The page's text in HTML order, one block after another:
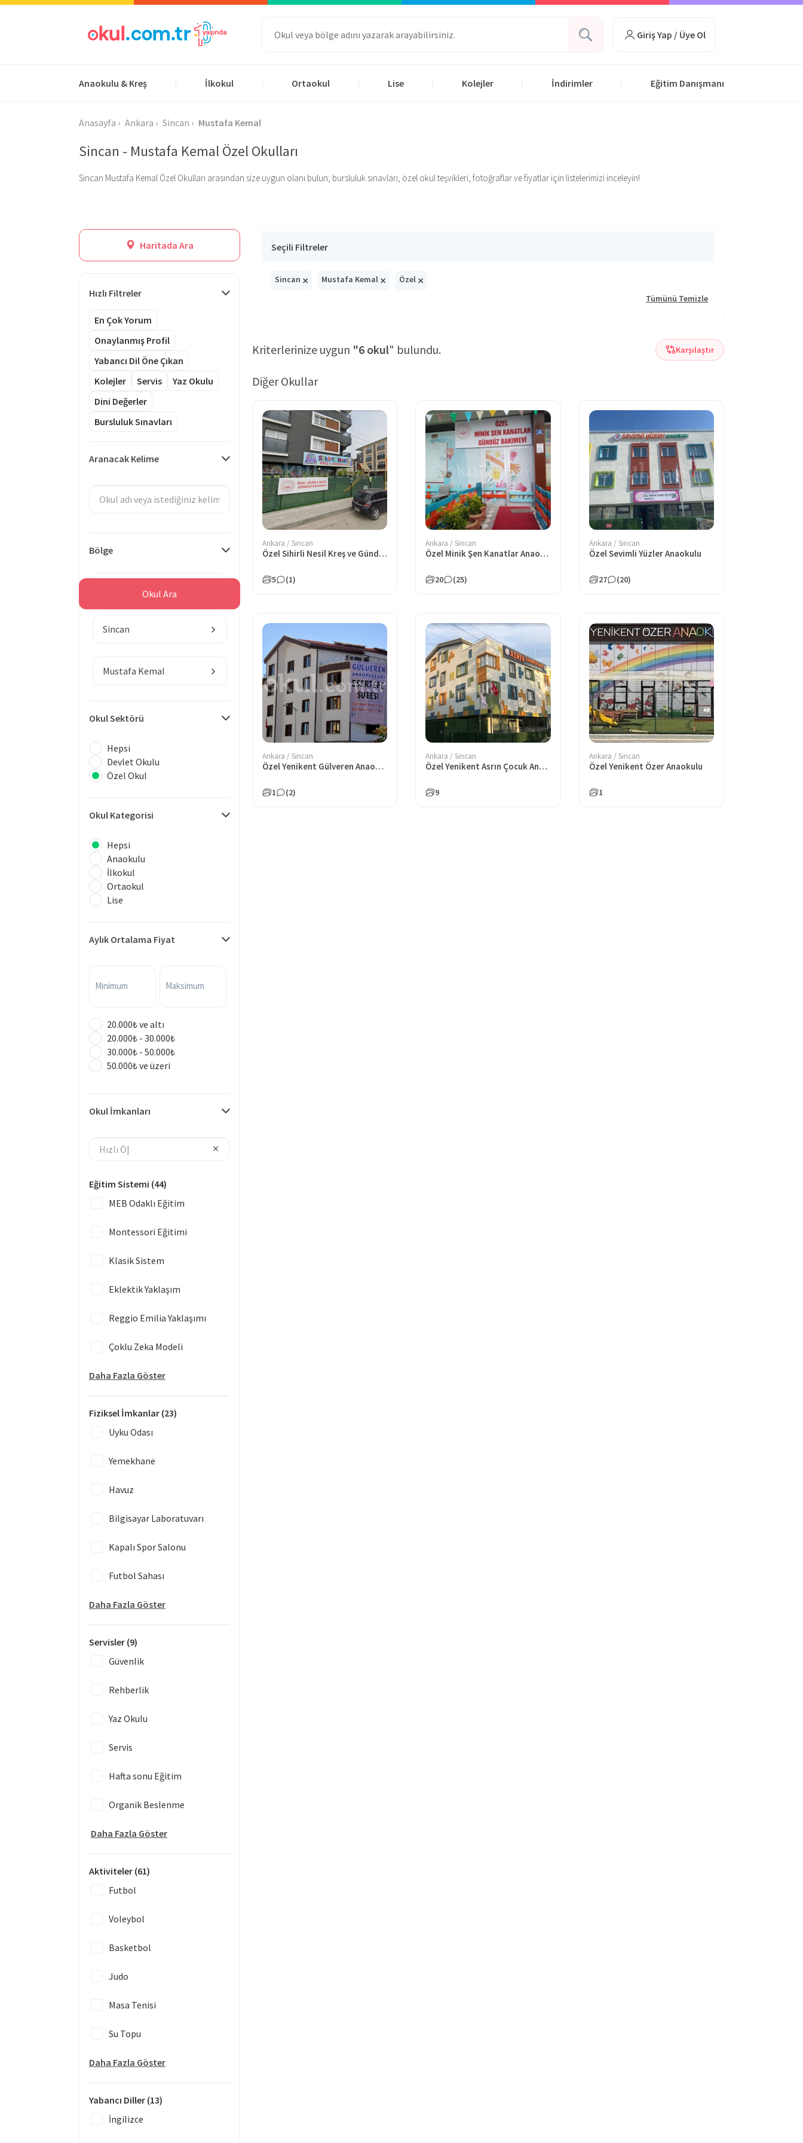
Giriş Yap / Üye Ol
Anaokulu & Kreş İlkokul Ortaokul Lise Kolejler İndirimler Eğitim Danışmanı
Anasayfa Ankara Sincan Mustafa Kemal
Sincan - Mustafa Kemal Özel Okulları
Sincan Mustafa Kemal Özel Okulları arasından size uygun olanı bulun; bursluluk sınavları, özel okul teşvikleri, fotoğraflar ve fiyatlar için listelerimizi inceleyin!
Haritada Ara
Hızlı Filtreler
En Çok Yorum
Onaylanmış Profil
Yabancı Dil Öne Çıkan
Kolejler
Servis
Yaz Okulu
Dini Değerler
Bursluluk Sınavları
Aranacak Kelime
Bölge
Sincan
Mustafa Kemal
Okul Sektörü
Hepsi
Devlet Okulu
Özel Okul
Okul Kategorisi
Hepsi
Anaokulu
İlkokul
Ortaokul
Lise
Aylık Ortalama Fiyat
Minimum Maksimum
20.000₺ ve altı
20.000₺ - 30.000₺
30.000₺ - 50.000₺
50.000₺ ve üzeri
Okul İmkanları
Eğitim Sistemi (44)
MEB Odaklı Eğitim
Montessori Eğitimi
Klasik Sistem
Eklektik Yaklaşım
Reggio Emilia Yaklaşımı
Çoklu Zeka Modeli
Daha Fazla Göster
Fiziksel İmkanlar (23)
Uyku Odası
Yemekhane
Havuz
Bilgisayar Laboratuvarı
Kapalı Spor Salonu
Futbol Sahası
Daha Fazla Göster
Servisler (9)
Güvenlik
Rehberlik
Yaz Okulu
Servis
Hafta sonu Eğitim
Organik Beslenme
Daha Fazla Göster
Aktiviteler (61)
Futbol
Voleybol
Basketbol
Judo
Masa Tenisi
Su Topu
Daha Fazla Göster
Yabancı Diller (13)
İngilizce
Okul Ara
Seçili Filtreler
Sincan × Mustafa Kemal × Özel ×
Tümünü Temizle
Kriterlerinize uygun "6 okul" bulundu. Karşılaştır
Diğer Okullar
Ankara / Sincan
Özel Sihirli Nesil Kreş ve Gündüz Bakım Evi
5 (1)
Ankara / Sincan
Özel Minik Şen Kanatlar Anaokulu ve Gündüz Bakımevi
20 (25)
Ankara / Sincan
Özel Sevimli Yüzler Anaokulu
27 (20)
Ankara / Sincan
Özel Yenikent Gülveren Anaokulu
1 (2)
Ankara / Sincan
Özel Yenikent Asrın Çocuk Anaokulu
9
Ankara / Sincan
Özel Yenikent Özer Anaokulu
1